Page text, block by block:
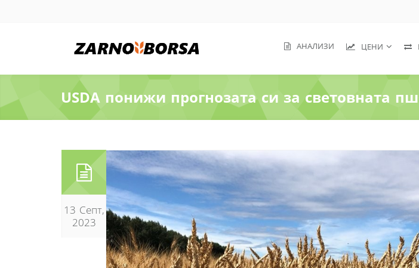
АНАЛИЗИ ЦЕНИ
USDA понижи прогнозата си за световната
13 Септ,
2023